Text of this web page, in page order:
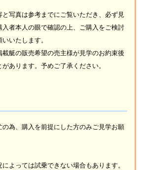
と写真は参考までにご覧いただき、必ず見
入者本人の眼で確認の上、ご購入をご検討
いたします。
載艇の販売希望の売主様が見学のお約束後
あります。予めご了承ください。
の為、購入を前提にした方のみご見学お願
よっては試乗できない場合もあります。